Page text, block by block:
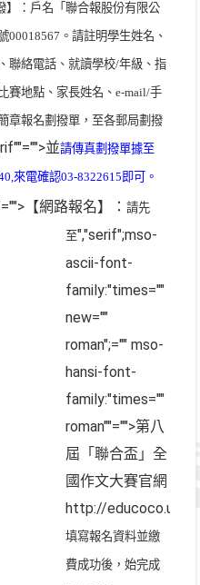
】： 戶名「聯合報股份有限公
00018567 。請註明學生姓名、
聯絡電話、就讀學校/年級、指
賽地點、家長姓名、e-mail/手
章報名劃撥單，至各郵局劃撥
並請傳真劃撥單據至
來電確認03-8322615 即可。
【網路報名】：請先
至","serif";mso-
ascii-font-
family:"times=""
new=""
roman";="" mso-
hansi-font-
family:"times=""
roman""="">第八
屆「聯合盃」全
國作文大賽官網
http://
填寫報名資料並繳
費成功後，始完成